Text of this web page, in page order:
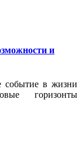
и
событие в жизни
горизонты